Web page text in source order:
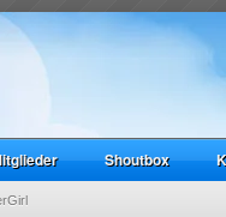
Shoutbox